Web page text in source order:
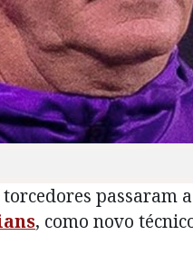
passaram
, como novo